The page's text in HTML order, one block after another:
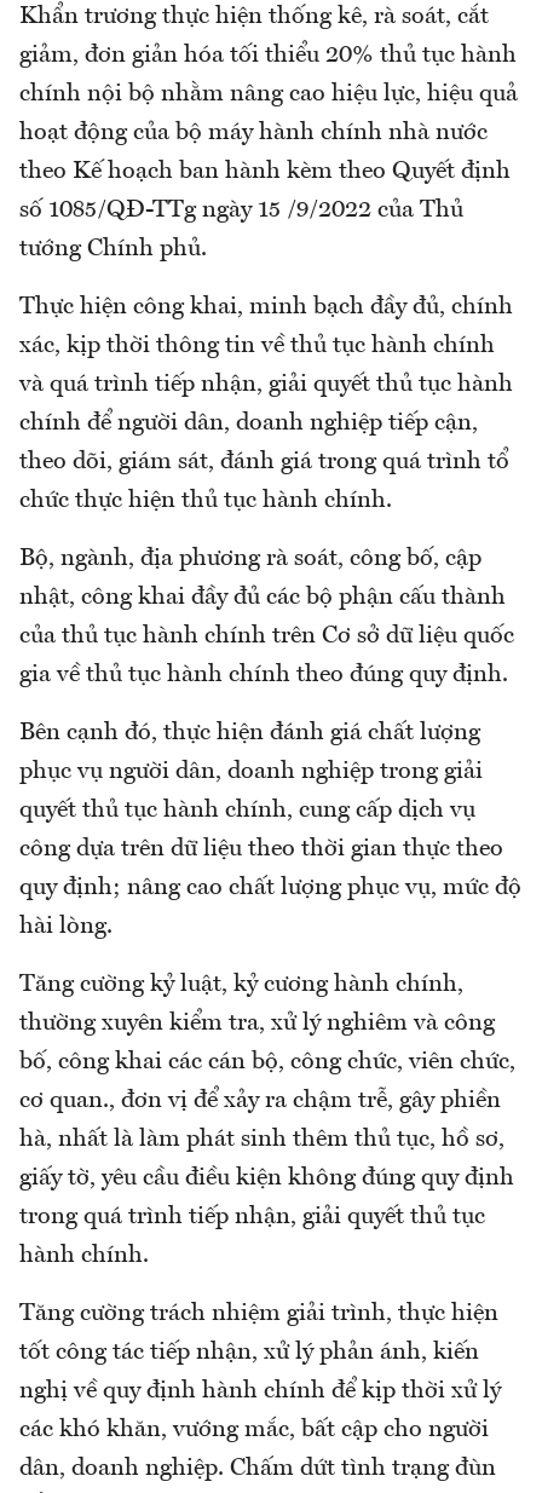
Khẩn trương thực hiện thống kê, rà soát, cắt
giảm, đơn giản hóa tối thiểu 20% thủ tục hành
chính nội bộ nhằm nâng cao hiệu lực, hiệu quả
hoạt động của bộ máy hành chính nhà nước
theo Kế hoạch ban hành kèm theo Quyết định
số 1085/QĐ-TTg ngày 15 /9/2022 của Thủ
tướng Chính phủ.
Thực hiện công khai, minh bạch đầy đủ, chính
xác, kịp thời thông tin về thủ tục hành chính
và quá trình tiếp nhận, giải quyết thủ tục hành
chính để người dân, doanh nghiệp tiếp cận,
theo dõi, giám sát, đánh giá trong quá trình tổ
chức thực hiện thủ tục hành chính.
Bộ, ngành, địa phương rà soát, công bố, cập
nhật, công khai đầy đủ các bộ phận cấu thành
của thủ tục hành chính trên Cơ sở dữ liệu quốc
gia về thủ tục hành chính theo đúng quy định.
Bên cạnh đó, thực hiện đánh giá chất lượng
phục vụ người dân, doanh nghiệp trong giải
quyết thủ tục hành chính, cung cấp dịch vụ
công dựa trên dữ liệu theo thời gian thực theo
quy định; nâng cao chất lượng phục vụ, mức độ
hài lòng.
Tăng cường kỷ luật, kỷ cương hành chính,
thường xuyên kiểm tra, xử lý nghiêm và công
bố, công khai các cán bộ, công chức, viên chức,
cơ quan., đơn vị để xảy ra chậm trễ, gây phiền
hà, nhất là làm phát sinh thêm thủ tục, hồ sơ,
giấy tờ, yêu cầu điều kiện không đúng quy định
trong quá trình tiếp nhận, giải quyết thủ tục
hành chính.
Tăng cường trách nhiệm giải trình, thực hiện
tốt công tác tiếp nhận, xử lý phản ánh, kiến
nghị về quy định hành chính để kịp thời xử lý
các khó khăn, vướng mắc, bất cập cho người
dân, doanh nghiệp. Chấm dứt tình trạng đùn